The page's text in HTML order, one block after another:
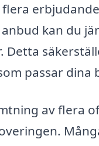
flera
kan du
Detta
passar dina
av flera